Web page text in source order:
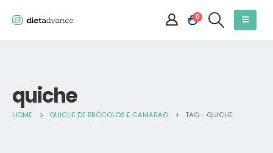
0
quiche
HOME QUICHE DE BRÓCOLOS E CAMARÃO TAG - QUICHE